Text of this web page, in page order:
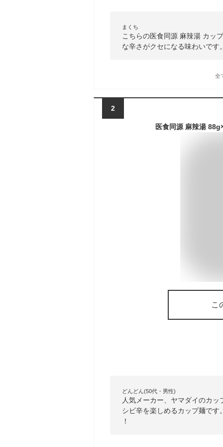
まくち
こちらの医食同源 麻辣湯 カッ
な辛さがクセになる味わいです
全
2
こ
どんどん(50代・男性)
人気メーカー、ヤマダイのカ
シビ辛を楽しめるカップ麺で
！